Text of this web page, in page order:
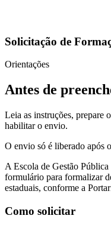
Solicitação de
Orientações
Antes de
Leia as instruções, prepare
habilitar o envio.
O envio só é liberado após
A Escola de Gestão
formulário para formalizar
estaduais, conforme a
Como solicitar